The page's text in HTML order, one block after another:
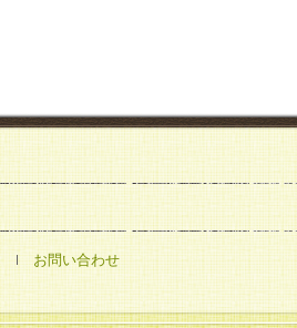
お問い合わせ